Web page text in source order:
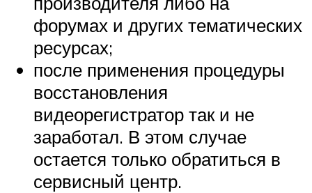
форумах и других тематических
ресурсах;
после применения процедуры
восстановления
видеорегистратор так и не
заработал. В этом случае
остается только обратиться в
сервисный центр.